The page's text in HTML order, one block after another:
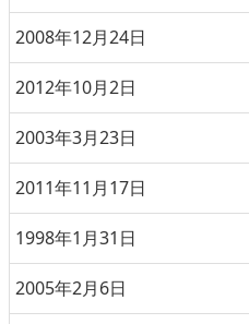
2008年12月24日
2012年10月2日
2003年3月23日
2011年11月17日
1998年1月31日
2005年2月6日